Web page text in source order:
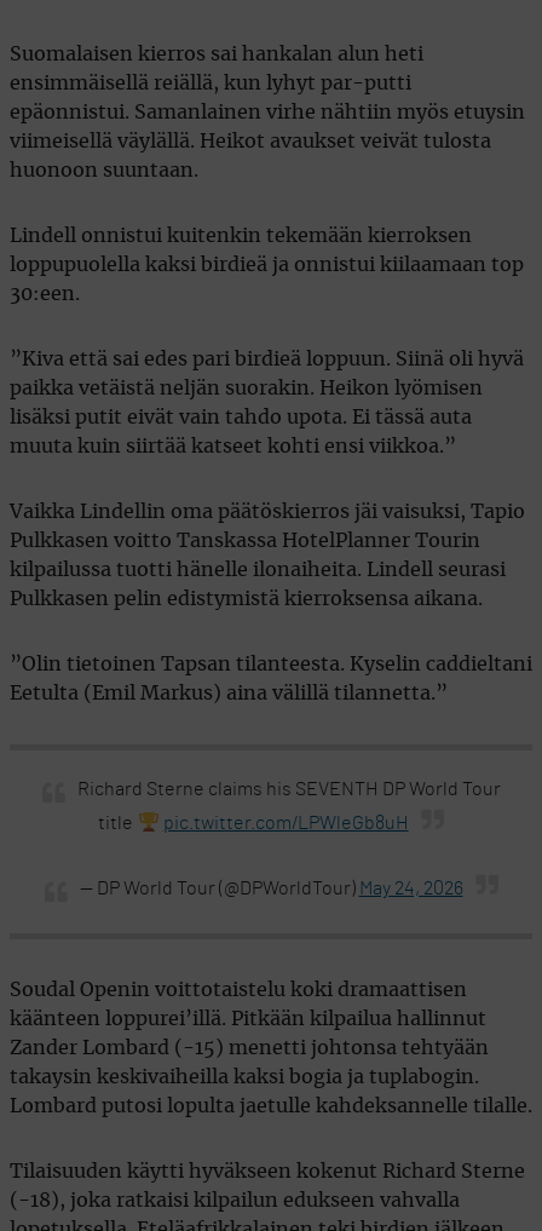
Suomalaisen kierros sai hankalan alun heti
ensimmäisellä reiällä, kun lyhyt par-putti
epäonnistui. Samanlainen virhe nähtiin myös etuysin
viimeisellä väylällä. Heikot avaukset veivät tulosta
huonoon suuntaan.
Lindell onnistui kuitenkin tekemään kierroksen
loppupuolella kaksi birdieä ja onnistui kiilaamaan top
30:een.
”Kiva että sai edes pari birdieä loppuun. Siinä oli hyvä
paikka vetäistä neljän suorakin. Heikon lyömisen
lisäksi putit eivät vain tahdo upota. Ei tässä auta
muuta kuin siirtää katseet kohti ensi viikkoa.”
Vaikka Lindellin oma päätöskierros jäi vaisuksi, Tapio
Pulkkasen voitto Tanskassa HotelPlanner Tourin
kilpailussa tuotti hänelle ilonaiheita. Lindell seurasi
Pulkkasen pelin edistymistä kierroksensa aikana.
”Olin tietoinen Tapsan tilanteesta. Kyselin caddieltani
Eetulta (Emil Markus) aina välillä tilannetta.”
Richard Sterne claims his SEVENTH DP World Tour
title
pic.twitter.com/LPWleGb8uH
— DP World Tour (@DPWorldTour) May 24, 2026
Soudal Openin voittotaistelu koki dramaattisen
käänteen loppurei’illä. Pitkään kilpailua hallinnut
Zander Lombard (-15) menetti johtonsa tehtyään
takaysin keskivaiheilla kaksi bogia ja tuplabogin.
Lombard putosi lopulta jaetulle kahdeksannelle tilalle.
Tilaisuuden käytti hyväkseen kokenut Richard Sterne
(-18), joka ratkaisi kilpailun edukseen vahvalla